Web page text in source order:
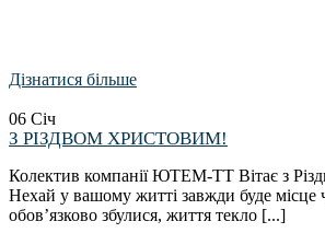
Дізнатися більше
06 Січ
З РІЗДВОМ ХРИСТОВИМ!
Колектив компанії ЮТЕМ-ТТ Вітає з
Нехай у вашому житті завжди буде місце
обов’язково збулися, життя текло [...]